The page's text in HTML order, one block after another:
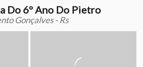
Do 6º Ano Do Pietro
Gonçalves - Rs